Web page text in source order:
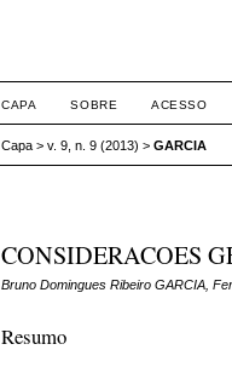
CAPA SOBRE ACESSO
Capa >v. 9, n. 9 (2013) >GARCIA
CONSIDERACOES
Bruno Domingues Ribeiro GARCIA,
Resumo